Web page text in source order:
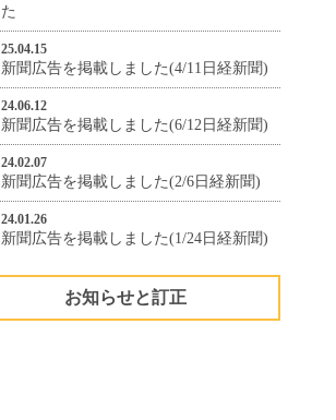
た
25.04.15
新聞広告を掲載しました(4/11日経新聞)
24.06.12
新聞広告を掲載しました(6/12日経新聞)
24.02.07
新聞広告を掲載しました(2/6日経新聞)
24.01.26
新聞広告を掲載しました(1/24日経新聞)
お知らせと訂正